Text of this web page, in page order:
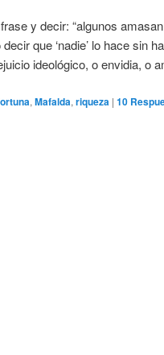
y decir: “algunos
que ‘nadie’ lo hace sin
ideológico, o envidia, o
, Mafalda, riqueza | 10